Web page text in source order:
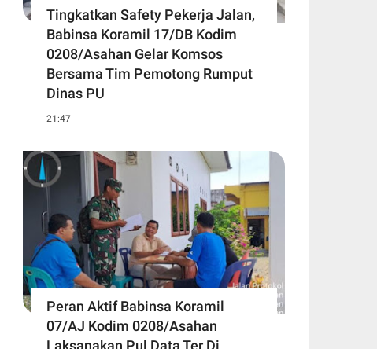
Tingkatkan Safety Pekerja Jalan,
Babinsa Koramil 17/DB Kodim
0208/Asahan Gelar Komsos
Bersama Tim Pemotong Rumput
Dinas PU
21:47
Peran Aktif Babinsa Koramil
07/AJ Kodim 0208/Asahan
Laksanakan Pul Data Ter Di